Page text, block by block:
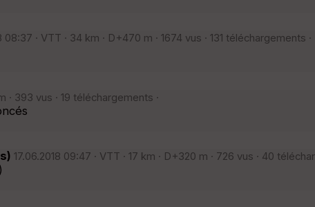
08:37 · VTT · 34 km · D+470 m · 1674 vus · 131 téléchargements ·
· 393 vus · 19 téléchargements ·
17.06.2018 09:47 · VTT · 17 km · D+320 m · 726 vus · 40